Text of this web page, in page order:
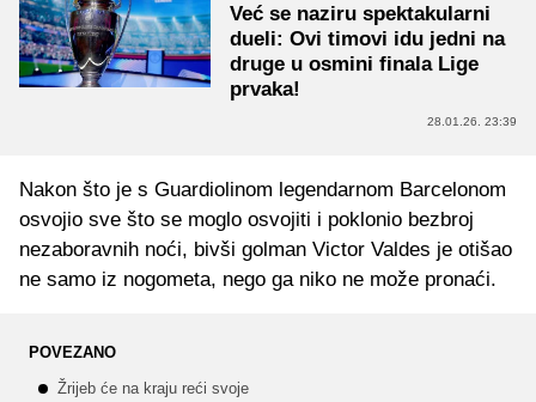
Već se naziru spektakularni
dueli: Ovi timovi idu jedni na
druge u osmini finala Lige
prvaka!
28.01.26. 23:39
Nakon što je s Guardiolinom legendarnom Barcelonom
osvojio sve što se moglo osvojiti i poklonio bezbroj
nezaboravnih noći, bivši golman Victor Valdes je otišao
ne samo iz nogometa, nego ga niko ne može pronaći.
POVEZANO
Žrijeb će na kraju reći svoje